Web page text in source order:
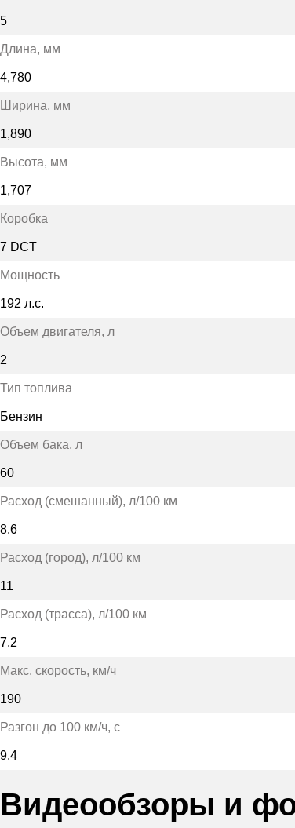
5
Длина, мм
4,780
Ширина, мм
1,890
Высота, мм
1,707
Коробка
7 DCT
Мощность
192 л.с.
Объем двигателя, л
2
Тип топлива
Бензин
Объем бака, л
60
Расход (смешанный), л/100 км
8.6
Расход (город), л/100 км
11
Расход (трасса), л/100 км
7.2
Макс. скорость, км/ч
190
Разгон до 100 км/ч, с
9.4
Видеообзоры и